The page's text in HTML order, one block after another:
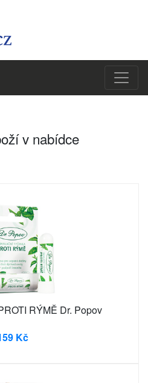
v nabídce
RÝMĚ Dr. Popov
Kč